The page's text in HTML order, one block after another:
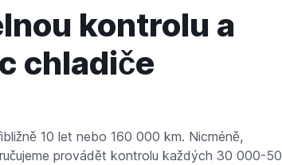
kontrolu a
chladiče
10 let nebo 160 000 km. Nicméně,
provádět kontrolu každých 30 000-50